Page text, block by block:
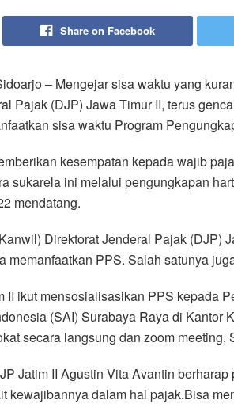
Share on Facebook
– Mengejar sisa waktu yang
Pajak (DJP) Jawa Timur II, terus
sisa waktu Program
kesempatan kepada wajib
sukarela ini melalui pengungkapan
mendatang.
Direktorat Jenderal Pajak (DJP)
memanfaatkan PPS. Salah satunya
II ikut mensosialisasikan PPS kepada
(SAI) Surabaya Raya di Kantor
secara langsung dan zoom meeting,
Jatim II Agustin Vita Avantin
kewajibannya dalam hal pajak.Bisa